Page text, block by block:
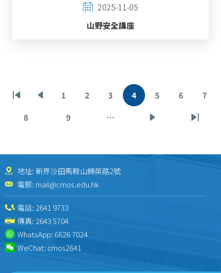
2025-11-05
山野安全講座
Pagination
First
page
PreviousPage
1
Page
2
Page
3
Current
page
4
Page
5
Page
6 7
Page
8
Page
9 …
Last
地址: 新界沙田馬鞍山錦英路2號
電郵: mail@cmos.edu.hk
電話: 2641 9733
傳真: 2643 5704
WhatsApp:6626 7024
WeChat: cmos2641